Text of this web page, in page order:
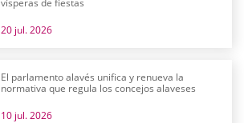
vísperas de fiestas
20 jul. 2026
El parlamento alavés unifica y renueva la
normativa que regula los concejos alaveses
10 jul. 2026